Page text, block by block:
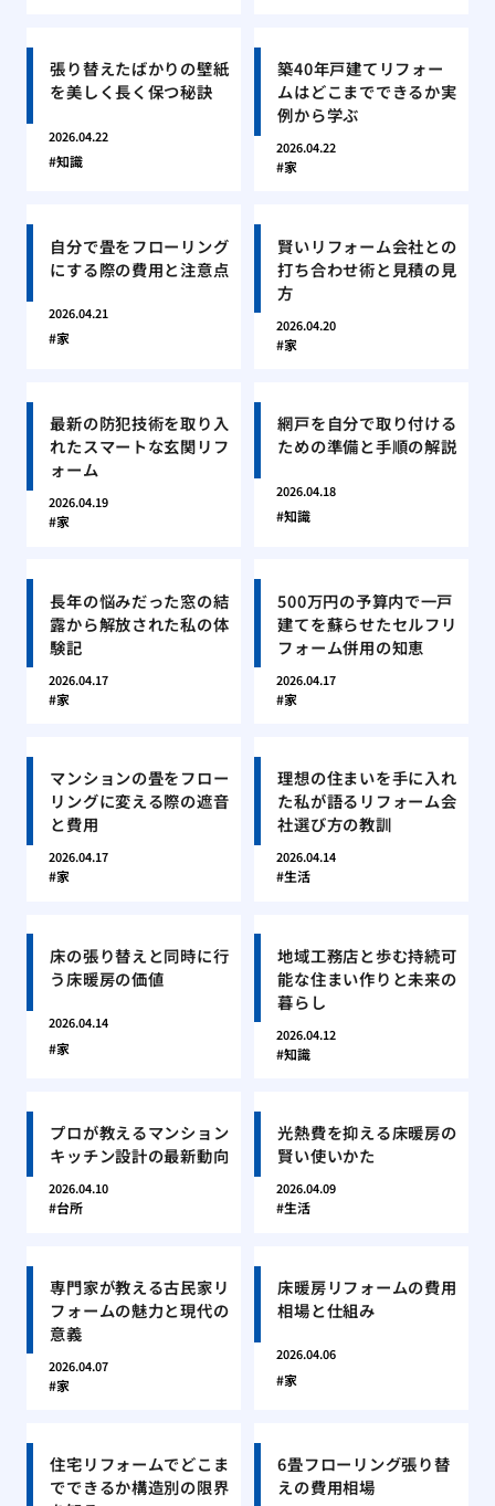
張り替えたばかりの壁紙
を美しく長く保つ秘訣
2026.04.22
知識
築40年戸建てリフォー
ムはどこまでできるか実
例から学ぶ
2026.04.22
家
自分で畳をフローリング
にする際の費用と注意点
2026.04.21
家
賢いリフォーム会社との
打ち合わせ術と見積の見
方
2026.04.20
家
最新の防犯技術を取り入
れたスマートな玄関リフ
ォーム
2026.04.19
家
網戸を自分で取り付ける
ための準備と手順の解説
2026.04.18
知識
長年の悩みだった窓の結
露から解放された私の体
験記
2026.04.17
家
500万円の予算内で一戸
建てを蘇らせたセルフリ
フォーム併用の知恵
2026.04.17
家
マンションの畳をフロー
リングに変える際の遮音
と費用
2026.04.17
家
理想の住まいを手に入れ
た私が語るリフォーム会
社選び方の教訓
2026.04.14
生活
床の張り替えと同時に行
う床暖房の価値
2026.04.14
家
地域工務店と歩む持続可
能な住まい作りと未来の
暮らし
2026.04.12
知識
プロが教えるマンション
キッチン設計の最新動向
2026.04.10
台所
光熱費を抑える床暖房の
賢い使いかた
2026.04.09
生活
専門家が教える古民家リ
フォームの魅力と現代の
意義
2026.04.07
家
床暖房リフォームの費用
相場と仕組み
2026.04.06
家
住宅リフォームでどこま
でできるか構造別の限界
6畳フローリング張り替
えの費用相場